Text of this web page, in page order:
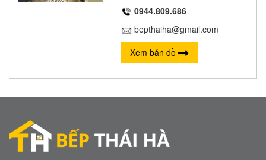
0944.809.686
bepthaiha@gmail.com
Xem bản đồ